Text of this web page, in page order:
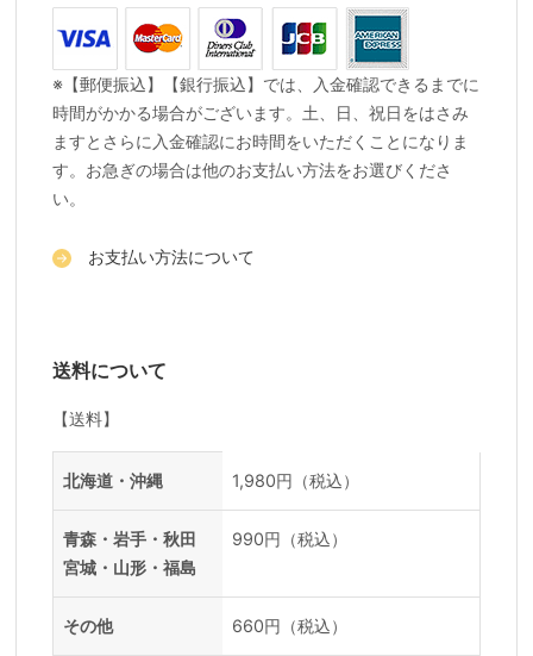
※【郵便振込】【銀行振込】では、入金確認できるまでに
時間がかかる場合がございます。土、日、祝日をはさみ
ますとさらに入金確認にお時間をいただくことになりま
す。お急ぎの場合は他のお支払い方法をお選びくださ
い。
お支払い方法について
送料について
【送料】
地域 料金
北海道・沖縄 1,980円（税込）
青森・岩手・秋田
宮城・山形・福島
990円（税込）
その他 660円（税込）